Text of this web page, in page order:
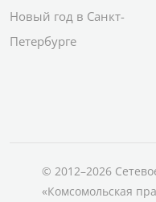
Новый год в Санкт-
Петербурге
© 2012–2026
«Комсомольская